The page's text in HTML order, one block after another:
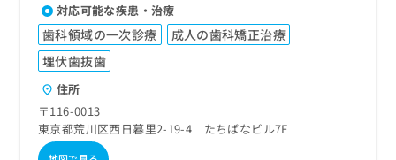
対応可能な疾患・治療
歯科領域の一次診療
成人の歯科矯正治療
埋伏歯抜歯
住所
〒116-0013
東京都荒川区西日暮里2-19-4 たちばなビル7F